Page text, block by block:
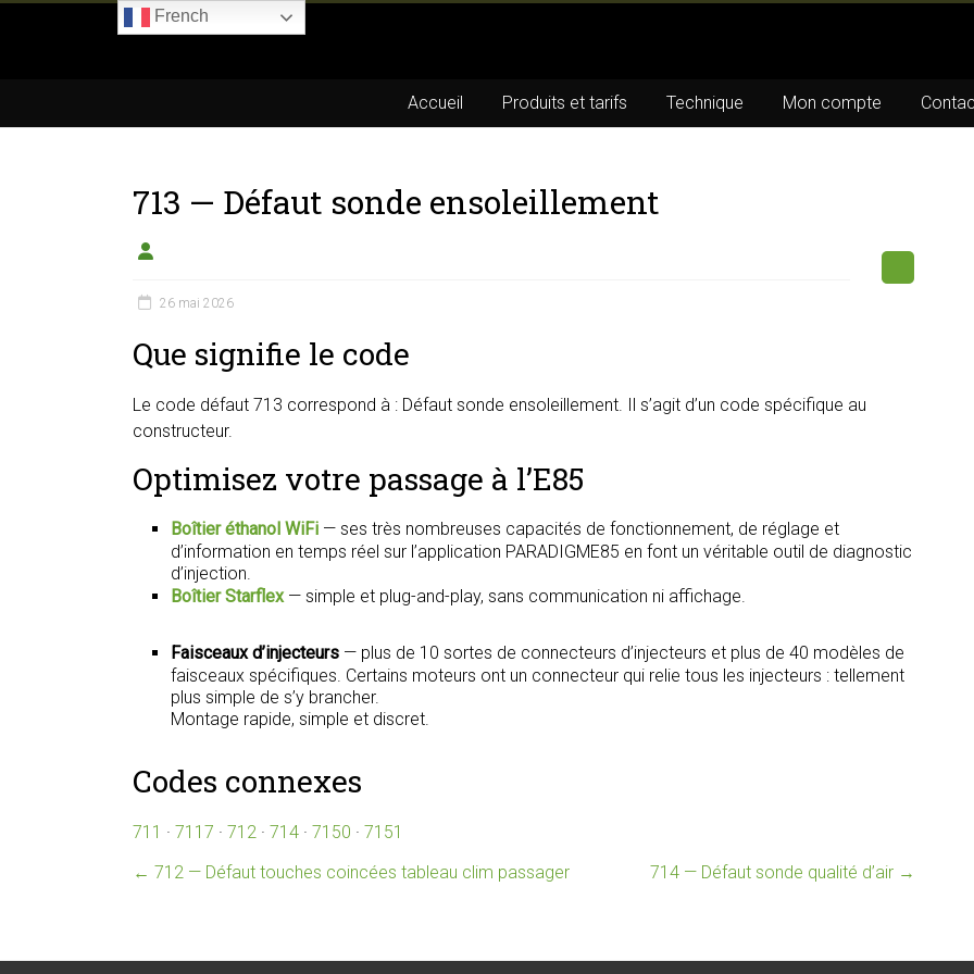
du
éthanol
Accueil Produits et tarifs Technique Mon compte
713 — Défaut sonde ensoleillement
26 mai 2026
Que signifie le code
Le code défaut 713 correspond à : Défaut sonde ensoleillement. Il s’agit d’un code spécifique au
constructeur.
Optimisez votre passage à l’E85
Boîtier éthanol WiFi — ses très nombreuses capacités de fonctionnement, de réglage et
d’information en temps réel sur l’application PARADIGME85 en font un véritable outil de diagnostic
d’injection.
Boîtier Starflex— simple et plug-and-play, sans communication ni affichage.
Faisceaux d’injecteurs — plus de 10 sortes de connecteurs d’injecteurs et plus de 40 modèles de
faisceaux spécifiques. Certains moteurs ont un connecteur qui relie tous les injecteurs : tellement
plus simple de s’y brancher.
Montage rapide, simple et discret.
Codes connexes
711 · 7117 · 712 · 714 · 7150 · 7151
← 712 — Défaut touches coincées tableau clim passager 714 — Défaut sonde qualité d’air →
French